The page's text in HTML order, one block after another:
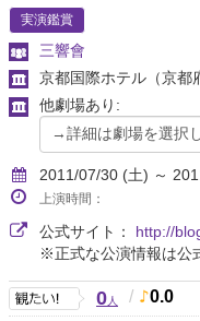
実演鑑賞
三響會
京都国際ホテル （京都
他劇場あり:
2011/07/30 (土) ～
上演時間：
公式サイト： http://
※正式な公演情報は公
0人 / 0.0